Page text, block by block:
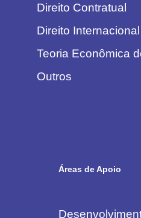
Direito Contratual
Direito
Teoria Econômica
Outros
Áreas de Apoio